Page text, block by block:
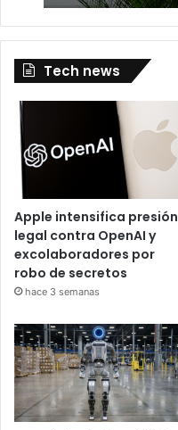
Tech news
Apple intensifica presión
legal contra OpenAI y
excolaboradores por
robo de secretos
hace 3 semanas